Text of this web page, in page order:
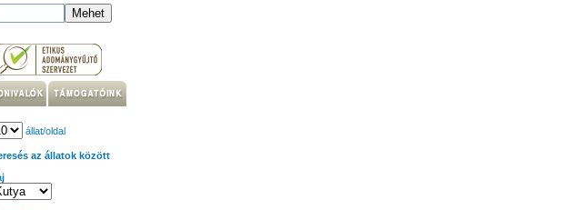
állat/oldal
az állatok között